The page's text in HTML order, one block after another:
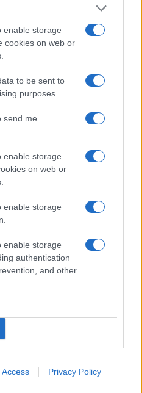
enable storage
cookies on web or
to be sent to
purposes.
send me
enable storage
on web or
enable storage
enable storage
authentication
and other
Access Privacy Policy
με τις ΗΠΑ όσο
συμφωνία
378: Μάχη
Γότθοι